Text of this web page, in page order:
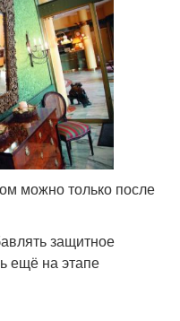
можно только после
защитное
ещё на этапе